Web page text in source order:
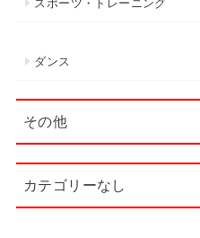
スポーツ・トレーニング
ダンス
その他
カテゴリーなし